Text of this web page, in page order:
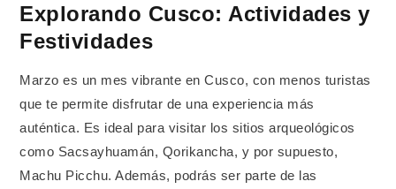
Explorando Cusco: Actividades y
Festividades
Marzo es un mes vibrante en Cusco, con menos turistas
que te permite disfrutar de una experiencia más
auténtica. Es ideal para visitar los sitios arqueológicos
como Sacsayhuamán, Qorikancha, y por supuesto,
Machu Picchu. Además, podrás ser parte de las